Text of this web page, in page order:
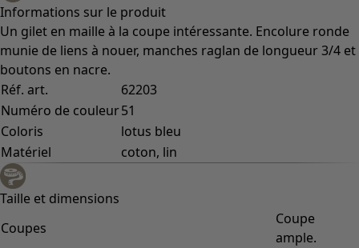
Informations sur le produit
Un gilet en maille à la coupe intéressante. Encolure ronde
munie de liens à nouer, manches raglan de longueur 3/4 et
boutons en nacre.
Réf. art.
62203
Numéro de couleur51
Coloris
lotus bleu
Matériel
coton, lin
Taille et dimensions
Coupes
Coupe
ample.